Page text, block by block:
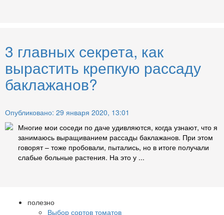
3 главных секрета, как
вырастить крепкую рассаду
баклажанов?
Опубликовано: 29 января 2020, 13:01
Многие мои соседи по даче удивляются, когда узнают, что я
занимаюсь выращиванием рассады баклажанов. При этом
говорят – тоже пробовали, пытались, но в итоге получали
слабые больные растения. На это у ...
полезно
Выбор сортов томатов